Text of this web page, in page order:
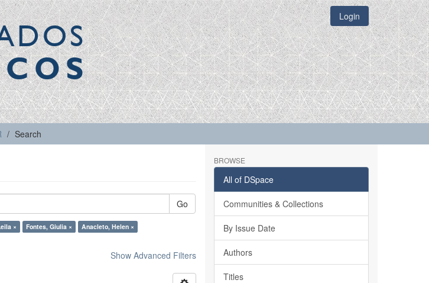
Login
Search
Go
× Fontes, Giulia ×
Anacleto, Helen ×
Show Advanced Filters
BROWSE
All of DSpace
Communities & Collections
By Issue Date
Authors
Titles